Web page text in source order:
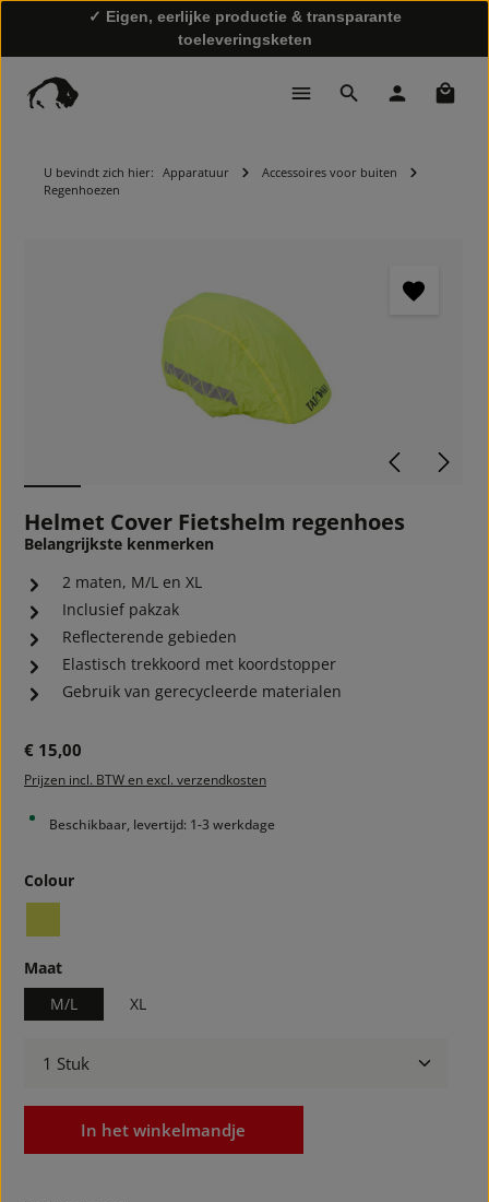
✓ Snelle levering & gratis retourzending
✓ Eigen, eerlijke productie & transparante
toeleveringsketen
U bevindt zich hier: Apparatuur
Accessoires voor buiten
Regenhoezen
Helmet Cover Fietshelm regenhoes
Belangrijkste kenmerken
2 maten, M/L en XL
Inclusief pakzak
Reflecterende gebieden
Elastisch trekkoord met koordstopper
Gebruik van gerecycleerde materialen
Normale prijs:
€ 15,00
Prijzen incl. BTW en excl. verzendkosten
Beschikbaar, levertijd: 1-3 werkdage
Selecteer
Colour
safety yellow
Selecteer
Maat
M/L
XL
Producthoeveelheid: Voer de gewenste
In het winkelmandje